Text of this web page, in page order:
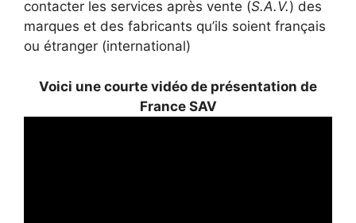
contacter les services après vente (S.A.V.) des
marques et des fabricants qu’ils soient français
ou étranger (international)
Voici une courte vidéo de présentation de
France SAV